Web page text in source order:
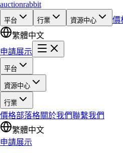
auctionrabbit
平台 行業 資源中心 價
繁體中文
申請展示
平台
資源中心
行業
價格部落格關於我們聯繫我們
繁體中文
申請展示